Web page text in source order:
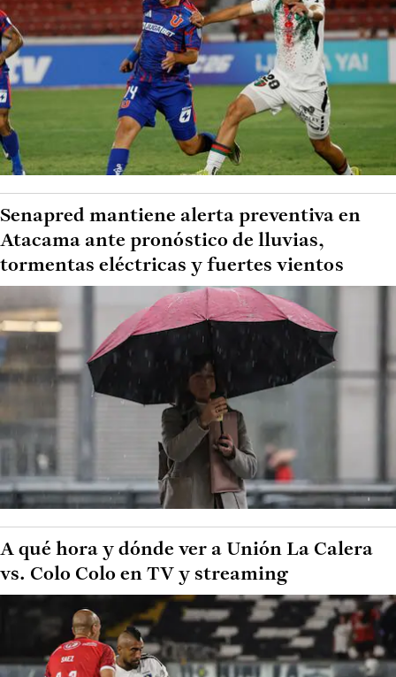
Senapred mantiene alerta preventiva en
Atacama ante pronóstico de lluvias,
tormentas eléctricas y fuertes vientos
A qué hora y dónde ver a Unión La Calera
vs. Colo Colo en TV y streaming